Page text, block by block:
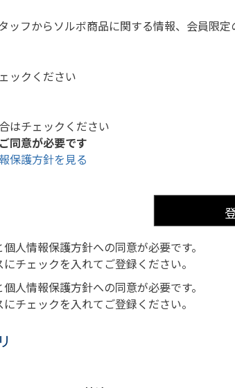
ッフからソルボ商品に関する情報、会員限
ックください
はチェックください
同意が必要です
保護方針を見る
人情報保護方針への同意が必要です。
チェックを入れてご登録ください。
人情報保護方針への同意が必要です。
チェックを入れてご登録ください。